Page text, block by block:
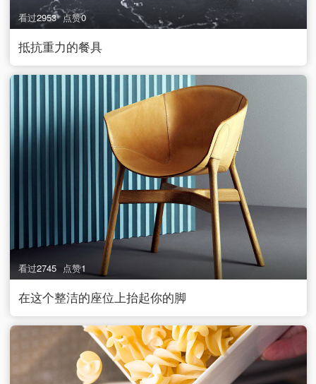
看过2953 点赞0
抵抗重力的餐具
看过2745 点赞1
在这个整洁的座位上抬起你的脚